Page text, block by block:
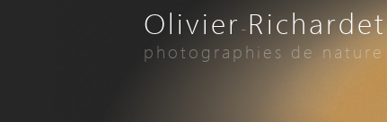
Olivier-Richardet
photographies de nature